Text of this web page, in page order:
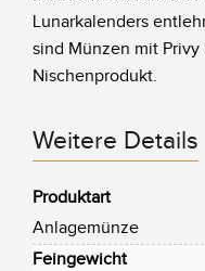
Lunarkalenders
sind Münzen mit
Nischenprodukt.
Weitere Details
Produktart
Anlagemünze
Feingewicht